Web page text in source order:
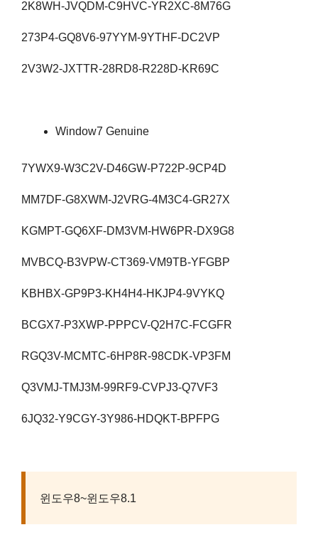
2K8WH-JVQDM-C9HVC-YR2XC-8M76G
273P4-GQ8V6-97YYM-9YTHF-DC2VP
2V3W2-JXTTR-28RD8-R228D-KR69C
Window7 Genuine
7YWX9-W3C2V-D46GW-P722P-9CP4D
MM7DF-G8XWM-J2VRG-4M3C4-GR27X
KGMPT-GQ6XF-DM3VM-HW6PR-DX9G8
MVBCQ-B3VPW-CT369-VM9TB-YFGBP
KBHBX-GP9P3-KH4H4-HKJP4-9VYKQ
BCGX7-P3XWP-PPPCV-Q2H7C-FCGFR
RGQ3V-MCMTC-6HP8R-98CDK-VP3FM
Q3VMJ-TMJ3M-99RF9-CVPJ3-Q7VF3
6JQ32-Y9CGY-3Y986-HDQKT-BPFPG
윈도우8~윈도우8.1